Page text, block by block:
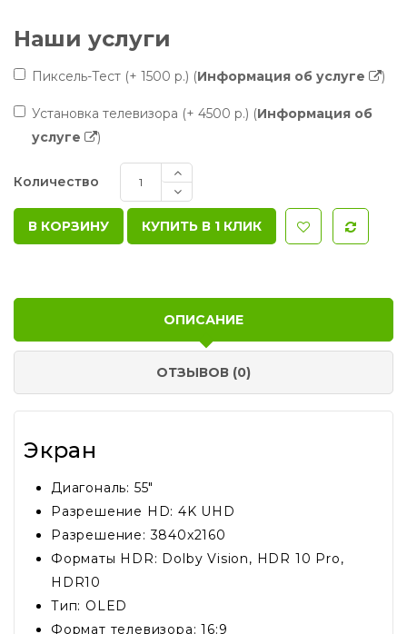
Наши услуги
Пиксель-Тест (+ 1500 р.) (Информация об услуге )
Установка телевизора (+ 4500 р.) (Информация об
услуге
)
Количество
КУПИТЬ В 1 КЛИК
ОПИСАНИЕ
ОТЗЫВОВ (0)
Экран
Диагональ: 55"
Разрешение HD: 4K UHD
Разрешение: 3840x2160
Форматы HDR: Dolby Vision, HDR 10 Pro,
HDR10
Тип: OLED
Формат телевизора: 16:9